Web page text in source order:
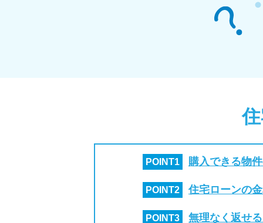
POINT1 購入できる物
POINT2 住宅ローンの
POINT3 無理なく返せ